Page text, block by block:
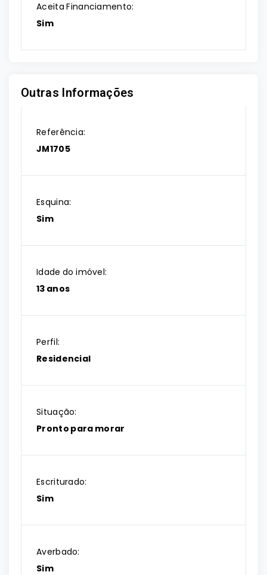
Aceita Financiamento:
Sim
Outras Informações
Referência:
JM1705
Esquina:
Sim
Idade do imóvel:
13 anos
Perfil:
Residencial
Situação:
Pronto para morar
Escriturado:
Sim
Averbado:
Sim